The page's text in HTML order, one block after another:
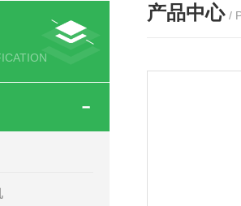
产品中心 /